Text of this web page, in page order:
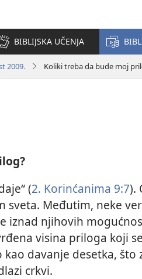
BIBLIJSKA UČENJA
2009. Koliki treba da bude moj
(2. Korinćanima 9:7).
Međutim, neke
iznad njihovih
visina priloga koji
davanje desetka, što
crkvi.